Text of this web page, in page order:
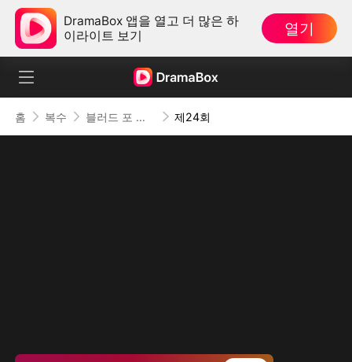
DramaBox 앱을 열고 더 많은 하
이라이트 보기
열기
홈 복수 블러드 포 디스 제24회